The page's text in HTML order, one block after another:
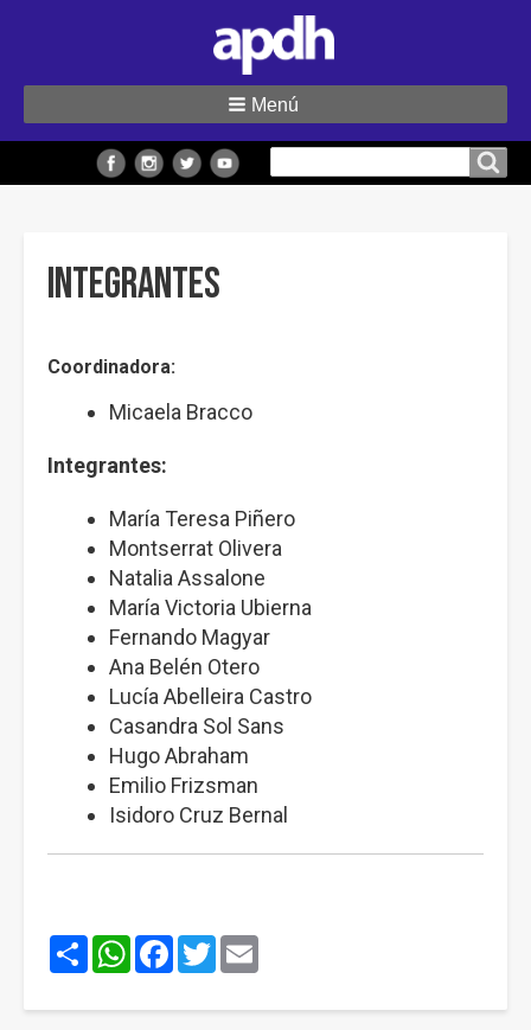
Menú
Integrantes
Coordinadora:
Micaela Bracco
Integrantes:
María Teresa Piñero
Montserrat Olivera
Natalia Assalone
María Victoria Ubierna
Fernando Magyar
Ana Belén Otero
Lucía Abelleira Castro
Casandra Sol Sans
Hugo Abraham
Emilio Frizsman
Isidoro Cruz Bernal
ShareWhatsApp
Facebook
Twitter